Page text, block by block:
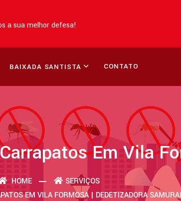
a sua melhor defesa!
BAIXADA SANTISTA CONTATO
Em Vila
HOME
SERVIÇOS
EM VILA FORMOSA | DEDETIZADORA SAMURAI